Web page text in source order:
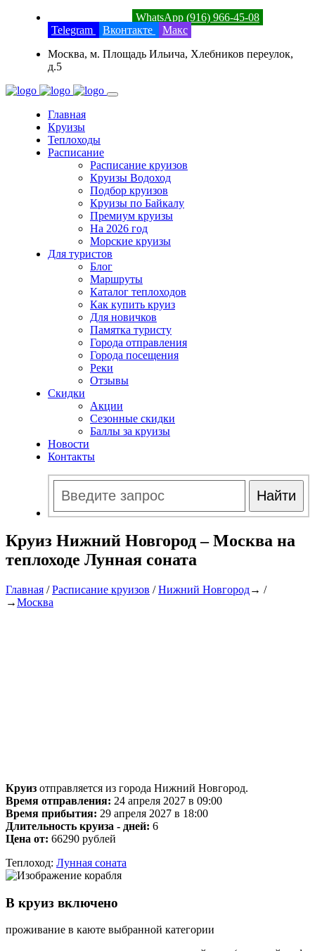
WhatsApp (916) 966-45-08
Telegram
Вконтакте
Макс
Москва, м. Площадь Ильича, Хлебников переулок,
д.5
Главная
Круизы
Теплоходы
Расписание
Расписание круизов
Круизы Водоход
Подбор круизов
Круизы по Байкалу
Премиум круизы
На 2026 год
Морские круизы
Для туристов
Блог
Маршруты
Каталог теплоходов
Как купить круиз
Для новичков
Памятка туристу
Города отправления
Города посещения
Реки
Отзывы
Скидки
Акции
Сезонные скидки
Баллы за круизы
Новости
Контакты
Круиз Нижний Новгород – Москва на
теплоходе Лунная соната
Главная /Расписание круизов /Нижний Новгород→ /
→Москва
Круиз отправляется из города Нижний Новгород.
Время отправления: 24 апреля 2027 в 09:00
Время прибытия: 29 апреля 2027 в 18:00
Длительность круиза - дней: 6
Цена от: 66290 рублей
Теплоход: Лунная соната
В круиз включено
проживание в каюте выбранной категории